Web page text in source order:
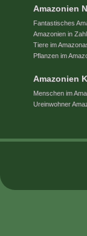
Amazonien
Fantastisches
Amazonien in
Tiere im
Pflanzen im
Amazonien
Menschen im
Ureinwohner